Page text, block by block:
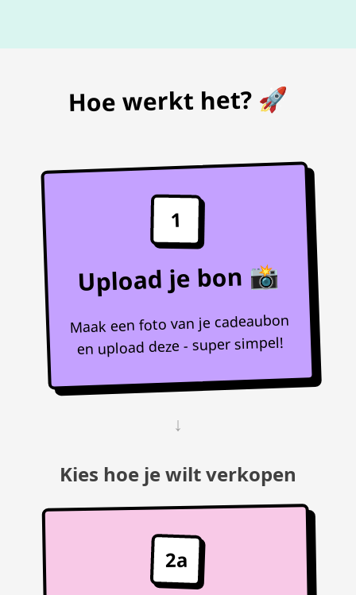
Hoe werkt het? 🚀
1
Upload je bon 📸
Maak een foto van je cadeaubon
en upload deze - super simpel!
↓
Kies hoe je wilt verkopen
2a